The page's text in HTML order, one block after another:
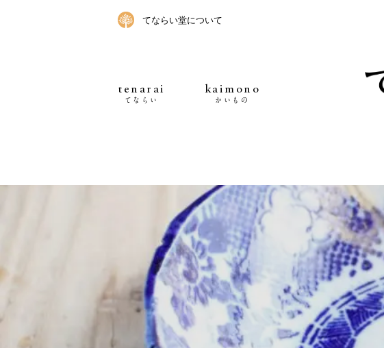
てならい堂について
tenarai
てならい
kaimono
かいもの